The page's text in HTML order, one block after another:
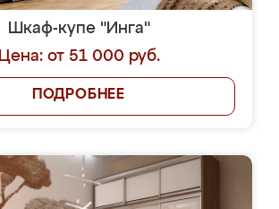
Шкаф-купе "Инга"
Цена: от 51 000 руб.
ПОДРОБНЕЕ